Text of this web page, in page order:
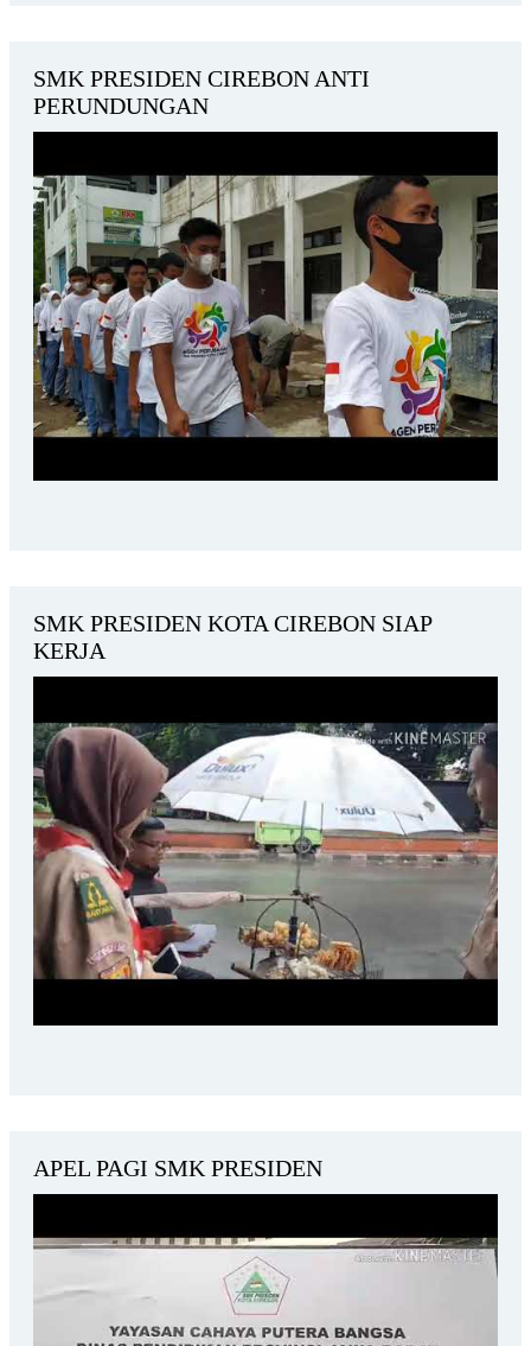
SMK PRESIDEN CIREBON ANTI
PERUNDUNGAN
SMK PRESIDEN KOTA CIREBON SIAP
KERJA
APEL PAGI SMK PRESIDEN